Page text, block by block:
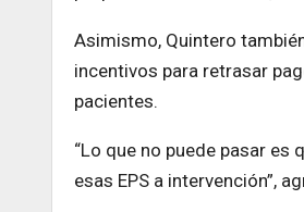
Asimismo, Quintero
incentivos para retrasar
pacientes.
“Lo que no puede pasar
esas EPS a intervención”,